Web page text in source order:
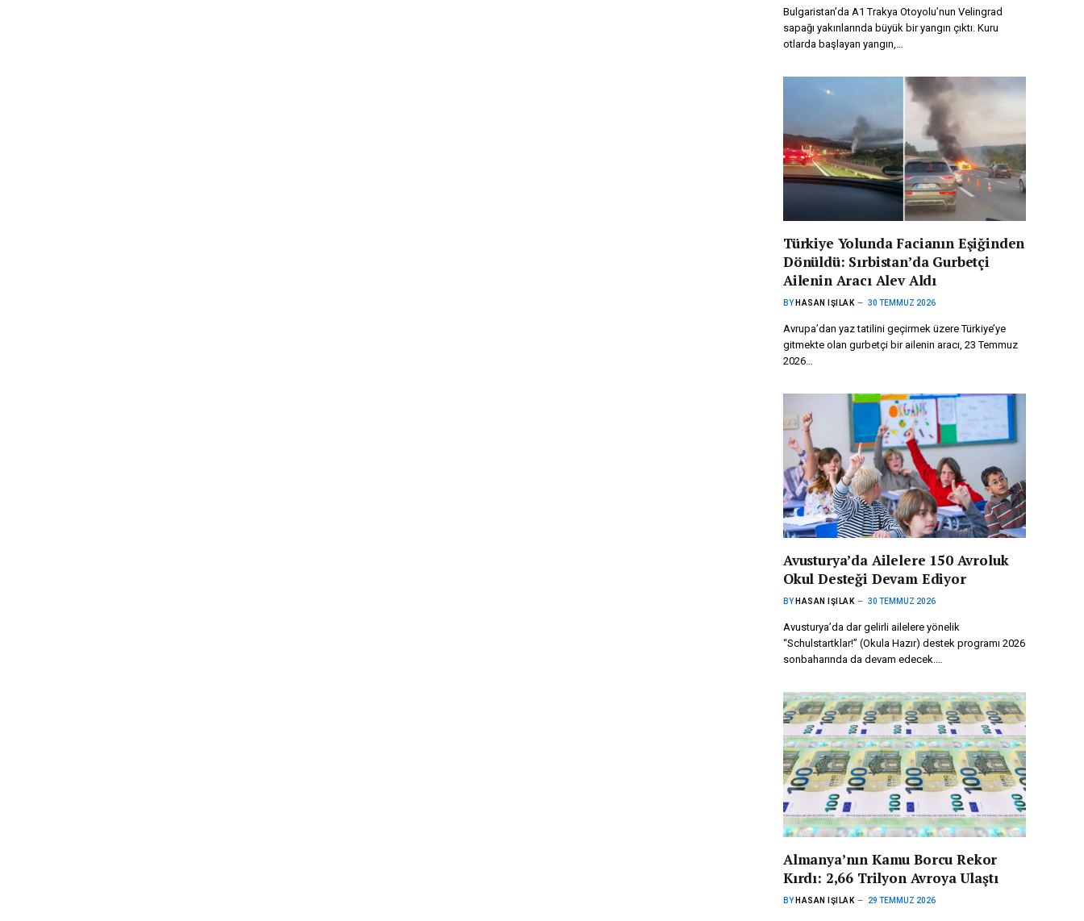
Bulgaristan’da A1 Trakya Otoyolu’nun Velingrad
sapağı yakınlarında büyük bir yangın çıktı. Kuru
otlarda başlayan yangın,…
Türkiye Yolunda Facianın Eşiğinden
Dönüldü: Sırbistan’da Gurbetçi
Ailenin Aracı Alev Aldı
BY HASAN IŞILAK 30 TEMMUZ 2026
Avrupa’dan yaz tatilini geçirmek üzere Türkiye’ye
gitmekte olan gurbetçi bir ailenin aracı, 23 Temmuz
2026…
Avusturya’da Ailelere 150 Avroluk
Okul Desteği Devam Ediyor
BY HASAN IŞILAK 30 TEMMUZ 2026
Avusturya’da dar gelirli ailelere yönelik
“Schulstartklar!” (Okula Hazır) destek programı 2026
sonbaharında da devam edecek.…
Almanya’nın Kamu Borcu Rekor
Kırdı: 2,66 Trilyon Avroya Ulaştı
BY HASAN IŞILAK 29 TEMMUZ 2026